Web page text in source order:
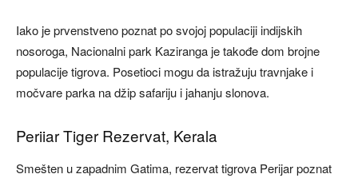
Iako je prvenstveno poznat po svojoj populaciji indijskih
nosoroga, Nacionalni park Kaziranga je takođe dom brojne
populacije tigrova. Posetioci mogu da istražuju travnjake i
močvare parka na džip safariju i jahanju slonova.
Periiar Tiger Rezervat, Kerala
Smešten u zapadnim Gatima, rezervat tigrova Perijar poznat